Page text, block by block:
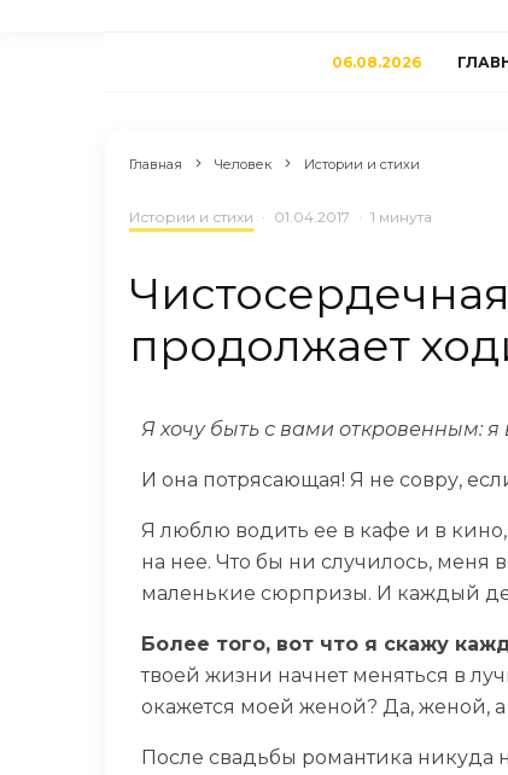
06.08.2026
Главная Человек Истории и стихи
Истории и стихи · 01.04.2017 · 1 минута
продолжает
Я хочу быть с вами откровенным:
И она потрясающая! Я не совру,
Я люблю водить ее в кафе и в
на нее. Что бы ни случилось, меня
маленькие сюрпризы. И каждый
Более того, вот что я скажу
твоей жизни начнет меняться в
окажется моей женой? Да, женой, а
После свадьбы романтика никуда